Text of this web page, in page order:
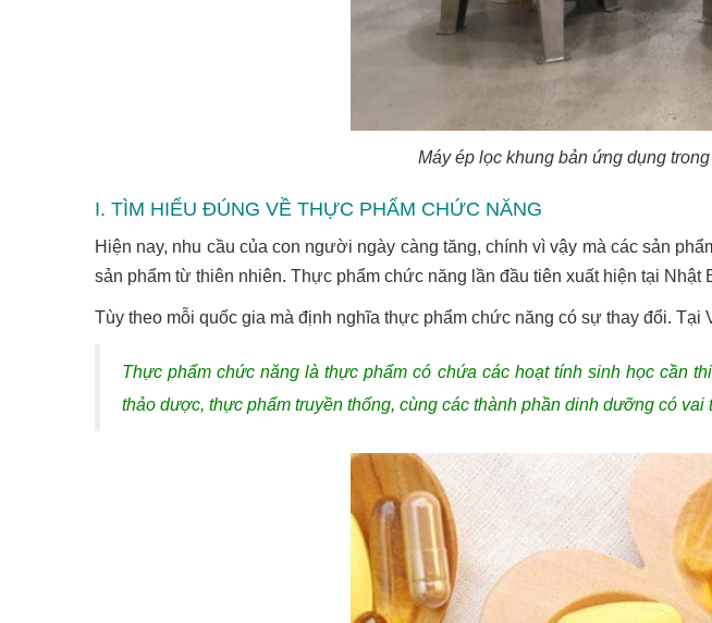
Máy ép lọc khung bản ứng dụng
I. TÌM HIỂU ĐÚNG VỀ THỰC PHẨM CHỨC NĂNG
Hiện nay, nhu cầu của con người ngày càng tăng, chính vì vậy mà các sản
sản phẩm từ thiên nhiên. Thực phẩm chức năng lần đầu tiên xuất hiện tại
Tùy theo mỗi quốc gia mà định nghĩa thực phẩm chức năng có sự thay đổi.
Thực phẩm chức năng là thực phẩm có chứa các hoạt tính sinh học cần
thảo dược, thực phẩm truyền thống, cùng các thành phần dinh dưỡng có